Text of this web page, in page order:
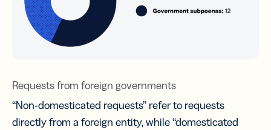
Requests from foreign governments
“Non-domesticated requests” refer to requests
directly from a foreign entity, while “domesticated